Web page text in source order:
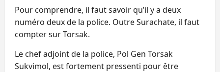
Pour comprendre, il faut savoir qu’il y a deux
numéro deux de la police. Outre Surachate, il faut
compter sur Torsak.
Le chef adjoint de la police, Pol Gen Torsak
Sukvimol, est fortement pressenti pour être